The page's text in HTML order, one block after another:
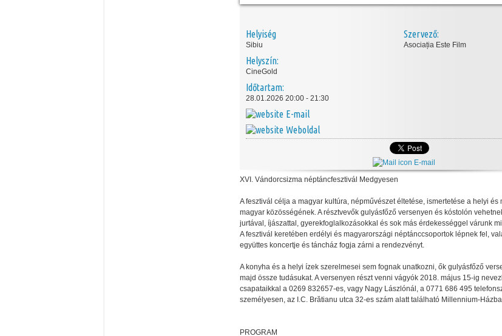
Helyiség
Sibiu
Helyszín:
CineGold
Időtartam:
28.01.2026 20:00 - 21:30
E-mail
Weboldal
Szervező:
Asociația Este Film
E-mail
XVI. Vándorcsizma néptáncfesztivál Medgyesen
A fesztivál célja a magyar kultúra, népművészet éltetése, ismertetése a helyi és
magyar közösségének. A résztvevők gulyásfőző versenyen és kóstolón
jurtával, íjászattal, gyerekfoglalkozásokkal és sok más érdekességgel várunk
A fesztivál keretében erdélyi és magyarországi néptánccsoportok lépnek fel,
együttes koncertje és táncház fogja zárni a rendezvényt.
A konyha és a helyi ízek szerelmesei sem fognak unatkozni, ők gulyásfőző
majd össze tudásukat. A versenyen részt venni vágyók 2018. május 15-ig
csapataikkal a 0269 832657-es, vagy Nagy Lászlónál, a 0771 686 495
személyesen, az I.C. Brătianu utca 32-es szám alatt található Millennium-
PROGRAM